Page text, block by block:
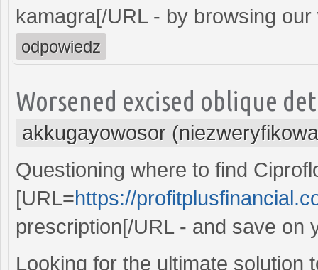
kamagra[/URL - by browsing
odpowiedz
Worsened excised oblique
akkugayowosor
Questioning where to find
[URL=https://
prescription[/URL - and save on
Looking for the ultimate solution